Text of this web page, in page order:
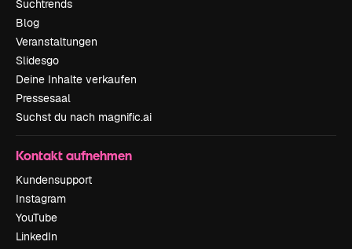
Suchtrends
Blog
Veranstaltungen
Slidesgo
Deine Inhalte verkaufen
Pressesaal
Suchst du nach magnific.ai
Kontakt aufnehmen
Kundensupport
Instagram
YouTube
LinkedIn